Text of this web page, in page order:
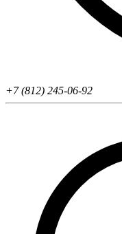
+7 (812) 245-06-92